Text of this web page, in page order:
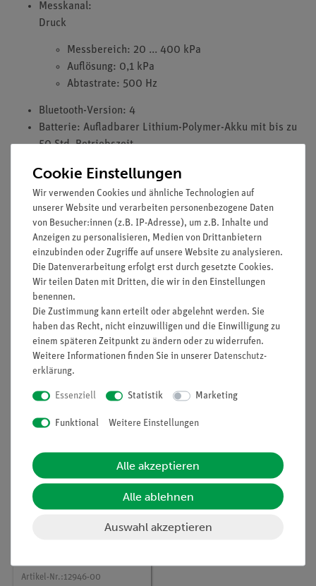
Messkanal:
Druck
Messbereich: 20 ... 400 kPa
Auflösung: 0,1 kPa
Abtastrate: 500 Hz
Bluetooth-Version: 4
Batterie: Aufladbarer Lithium-Polymer-Akku mit bis zu
50 Std. Betriebszeit
Zugehöriger Anschlussschlauch und Spritze sind Teil des
Lieferumfangs.
Versuche
Zubehör
Media / Downloads
Kunden interessierten sich auch
für…
Artikel-Nr.:12946-00
Cookie Einstellungen
Wir verwenden Cookies und ähnliche Technologien auf
unserer Website und verarbeiten personenbezogene Daten
von Besucher:innen (z.B. IP-Adresse), um z.B. Inhalte und
Anzeigen zu personalisieren, Medien von Drittanbietern
einzubinden oder Zugriffe auf unsere Website zu analysieren.
Die Datenverarbeitung erfolgt erst durch gesetzte Cookies.
Wir teilen Daten mit Dritten, die wir in den Einstellungen
benennen.
Die Zustimmung kann erteilt oder abgelehnt werden. Sie
haben das Recht, nicht einzuwilligen und die Einwilligung zu
einem späteren Zeitpunkt zu ändern oder zu widerrufen.
Weitere Informationen finden Sie in unserer Daten­schutz­
erklärung.
Essenziell Statistik Marketing
Funktional Weitere Einstellungen
Alle akzeptieren
Alle ablehnen
Auswahl akzeptieren